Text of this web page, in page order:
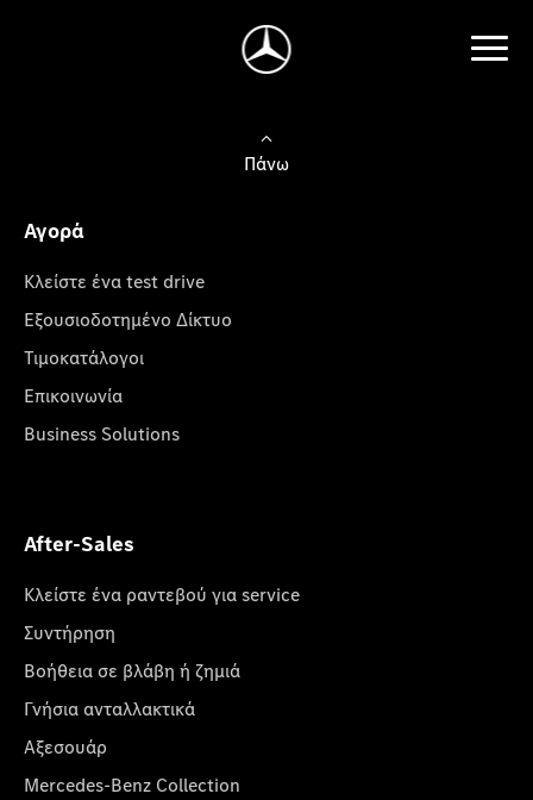
Πάνω
Αγορά
Κλείστε ένα test drive
Εξουσιοδοτημένο Δίκτυο
Τιμοκατάλογοι
Επικοινωνία
Business Solutions
After-Sales
Κλείστε ένα ραντεβού για service
Συντήρηση
Βοήθεια σε βλάβη ή ζημιά
Γνήσια ανταλλακτικά
Αξεσουάρ
Mercedes-Benz Collection